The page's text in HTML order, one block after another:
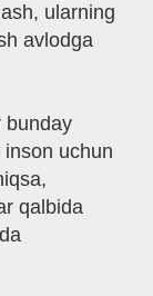
ularning
avlodga
bunday
inson uchun
qalbida